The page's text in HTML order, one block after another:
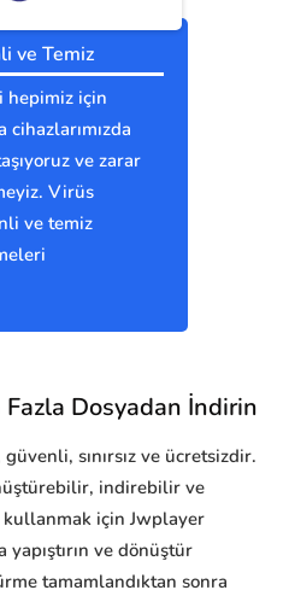
ve Temiz
hepimiz için
ve zarar
Virüs
ve temiz
Dosyadan İndirin
sınırsız ve ücretsizdir.
indirebilir ve
için Jwplayer
yapıştırın ve dönüştür
tamamlandıktan sonra